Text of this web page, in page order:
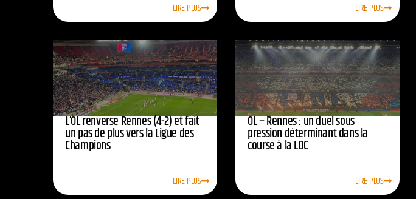
LIRE PLUS LIRE PLUS
L’OL renverse Rennes (4-2) et fait
un pas de plus vers la Ligue des
Champions
LIRE PLUS
OL – Rennes : un duel sous
pression déterminant dans la
course à la LDC
LIRE PLUS